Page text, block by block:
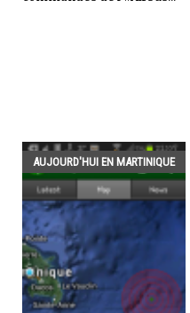
AUJOURD'HUI EN MARTINIQUE